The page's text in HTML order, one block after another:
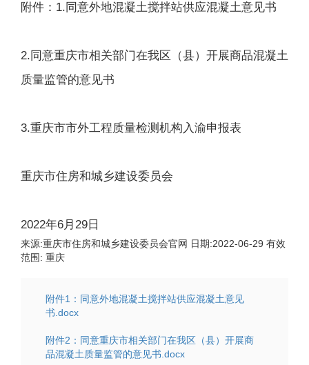
附件：1.同意外地混凝土搅拌站供应混凝土意见书
2.同意重庆市相关部门在我区（县）开展商品混凝土
质量监管的意见书
3.重庆市市外工程质量检测机构入渝申报表
重庆市住房和城乡建设委员会
2022年6月29日
来源:重庆市住房和城乡建设委员会官网 日期:2022-06-29 有效
范围: 重庆
附件1：同意外地混凝土搅拌站供应混凝土意见
书.docx
附件2：同意重庆市相关部门在我区（县）开展商
品混凝土质量监管的意见书.docx